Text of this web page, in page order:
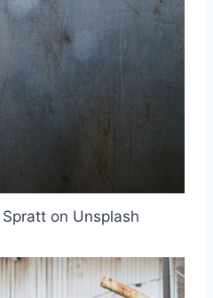
on Unsplash